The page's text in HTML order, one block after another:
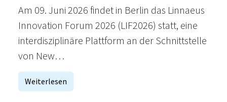
Am 09. Juni 2026 findet in Berlin das Linnaeus
Innovation Forum 2026 (LIF2026) statt, eine
interdisziplinäre Plattform an der Schnittstelle
von New…
Weiterlesen